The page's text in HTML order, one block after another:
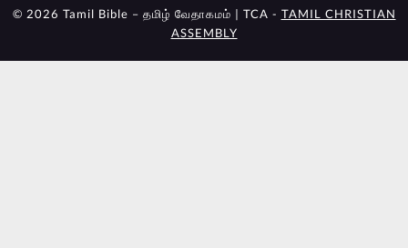
© 2026 Tamil Bible – தமிழ் வேதாகமம் | TCA - TAMIL CHRISTIAN
ASSEMBLY